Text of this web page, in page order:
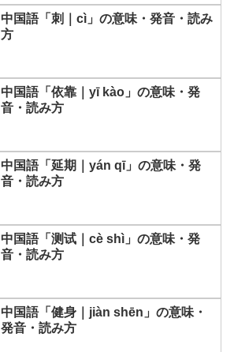
中国語「刺｜cì」の意味・発音・読み
方
中国語「依靠｜yī kào」の意味・発
音・読み方
中国語「延期｜yán qī」の意味・発
音・読み方
中国語「测试｜cè shì」の意味・発
音・読み方
中国語「健身｜jiàn shēn」の意味・
発音・読み方